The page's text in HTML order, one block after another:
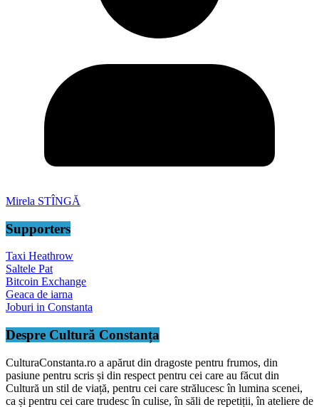
Mirela STÎNGĂ
Supporters
Taxi Heathrow
Saltele Pat
Bitcoin Exchange
Geaca de iarna
Joburi in Constanta
Despre Cultură Constanța
CulturaConstanta.ro a apărut din dragoste pentru frumos, din
pasiune pentru scris și din respect pentru cei care au făcut din
Cultură un stil de viață, pentru cei care strălucesc în lumina scenei,
ca și pentru cei care trudesc în culise, în săli de repetiții, în ateliere de